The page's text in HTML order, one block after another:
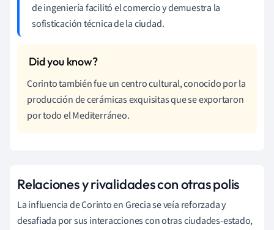
de ingeniería facilitó el comercio y demuestra la
sofisticación técnica de la ciudad.
Corinto también fue un centro cultural, conocido por la
producción de cerámicas exquisitas que se exportaron
por todo el Mediterráneo.
Relaciones y rivalidades con otras polis
La influencia de Corinto en Grecia se veía reforzada y
desafiada por sus interacciones con otras ciudades-estado,